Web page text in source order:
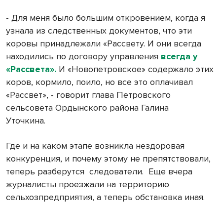
- Для меня было большим откровением, когда я
узнала из следственных документов, что эти
коровы принадлежали «Рассвету. И они всегда
находились по договору управления всегда у
«Рассвета». И «Новопетровское» содержало этих
коров, кормило, поило, но все это оплачивал
«Рассвет», - говорит глава Петровского
сельсовета Ордынского района Галина
Уточкина.
Где и на каком этапе возникла нездоровая
конкуренция, и почему этому не препятствовали,
теперь разберутся следователи. Еще вчера
журналисты проезжали на территорию
сельхозпредприятия, а теперь обстановка иная.